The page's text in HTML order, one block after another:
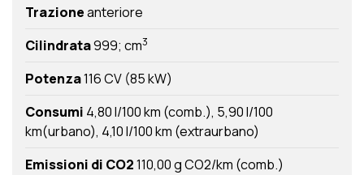
Trazioneanteriore
Cilindrata999; cm3
Potenza116 CV (85 kW)
Consumi 4,80 l/100 km (comb.) 5,90 l/100
km(urbano) 4,10 l/100 km (extraurbano)
Emissioni di CO2110,00 g CO2/km (comb.)